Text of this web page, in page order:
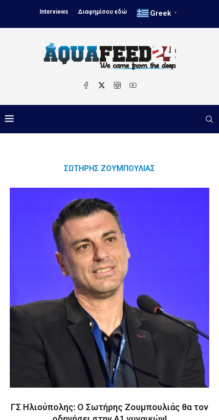
Interviews Διαφημίσου εδώ Greek ▼
ΣΩΤΉΡΗΣ ΖΟΥΜΠΟΎΛΙΑΣ
ΓΣ Ηλιούπολης: Ο Σωτήρης Ζουμπουλιάς θα τον